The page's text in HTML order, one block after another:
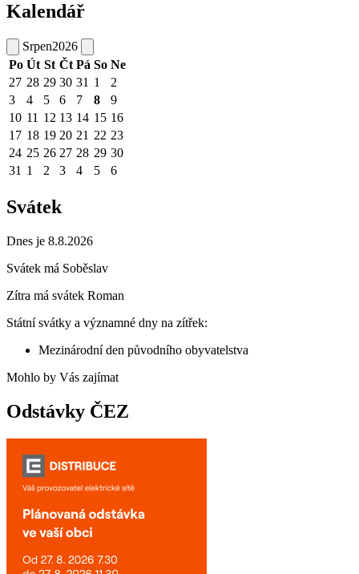
Kalendář
Srpen2026
Po Út St Čt Pá So Ne
27 28 29 30 31 1
2
3
4 5 6 7 8
9
10 11 12 13 14 15 16
17 18 19 20 21 22 23
24 25 26 27 28 29 30
31 1 2 3 4 5 6
Svátek
Dnes je 8.8.2026
Svátek má Soběslav
Zítra má svátek Roman
Státní svátky a významné dny na zítřek:
Mezinárodní den původního obyvatelstva
Mohlo by Vás zajímat
Odstávky ČEZ